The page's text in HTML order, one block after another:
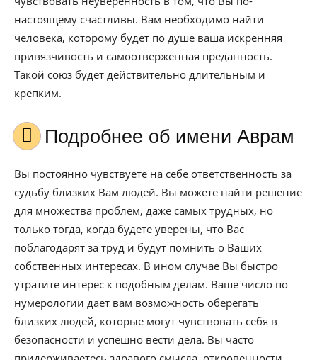
настоящему счастливы. Вам необходимо найти
человека, которому будет по душе ваша искренняя
привязчивость и самоотверженная преданность.
Такой союз будет действительно длительным и
крепким.
Подробнее об имени Аврам
Вы постоянно чувствуете на себе ответственность за
судьбу близких Вам людей. Вы можете найти решение
для множества проблем, даже самых трудных, но
только тогда, когда будете уверены, что Вас
поблагодарят за труд и будут помнить о Ваших
собственных интересах. В ином случае Вы быстро
утратите интерес к подобным делам. Ваше число по
нумерологии даёт вам возможность оберегать
близких людей, которые могут чувствовать себя в
безопасности и успешно вести дела. Вы часто